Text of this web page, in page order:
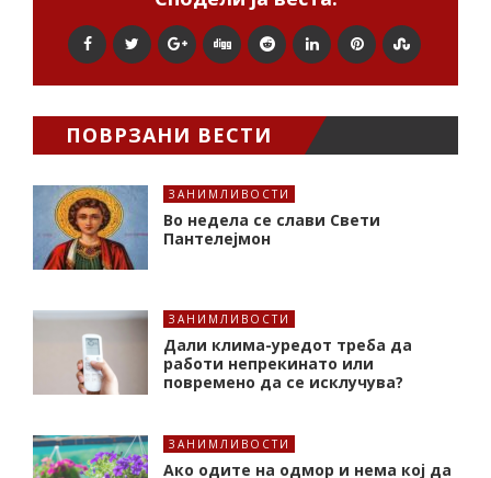
ПОВРЗАНИ ВЕСТИ
ЗАНИМЛИВОСТИ
Во недела се слави Свети
Пантелејмон
ЗАНИМЛИВОСТИ
Дали клима-уредот треба да
работи непрекинато или
повремено да се исклучува?
ЗАНИМЛИВОСТИ
Ако одите на одмор и нема кој да